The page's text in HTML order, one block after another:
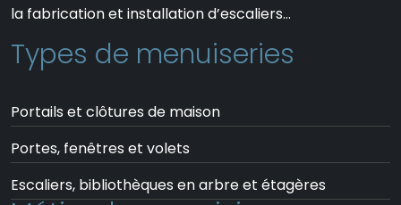
la fabrication et installation d’escaliers…
Types de menuiseries
Portails et clôtures de maison
Portes, fenêtres et volets
Escaliers, bibliothèques en arbre et étagères